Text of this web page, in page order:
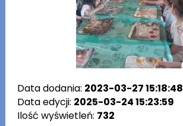
Data dodania: 2023-03-27 15:18:48
Data edycji: 2025-03-24 15:23:59
Ilość wyświetleń: 732